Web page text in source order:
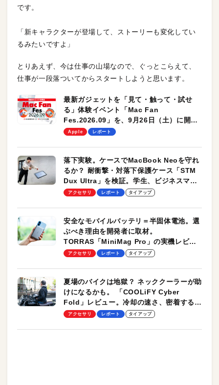
です。
「新キャラクターが登場して、ストーリーも変化してい
るみたいですよ」
とりあえず、今は仕事の山場なので、ぐっとこらえて、
仕事が一段落ついてからスタートしようと思います。
最新ガジェットを「見て・触って・試せ
る」体験イベント「Mac Fan
Fes.2026.09」を、9月26日（土）に開催
します！
Apple レポート
落下実験。ケースでMacBook Neoを守れ
るか？ 耐衝撃・対落下保護ケース「STM
Dux Ultra」を検証。学生、ビジネスマン
のモバイルユースに最適！
アクセサリ レポート タイアップ
安全なモバイルバッテリ＝半固体電池。選
ぶべき理由を開発者に取材。
TORRAS「MiniMag Pro」の実機レビュ
ーも
アクセサリ レポート タイアップ
夏場のバイクは地獄？ ネッククーラーが助
けになるかも。 「COOLiFY Cyber
Fold」レビュー。冷却の速さ、密着する冷
却プレート、シンプルな操作性がグッド！
アクセサリ レポート タイアップ